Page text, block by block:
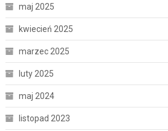
maj 2025
kwiecień 2025
marzec 2025
luty 2025
maj 2024
listopad 2023